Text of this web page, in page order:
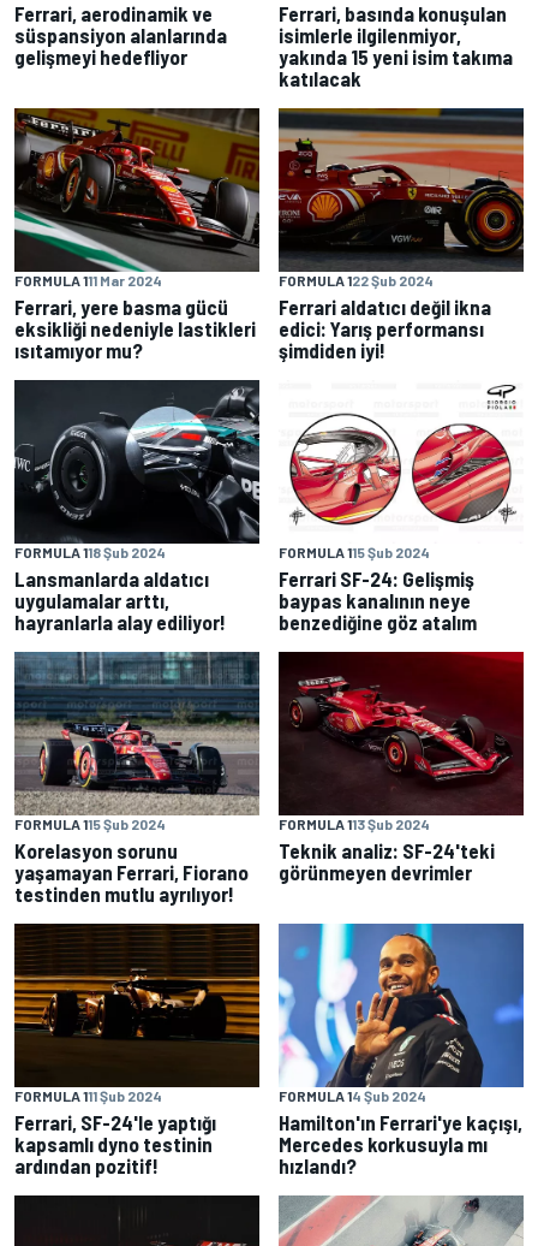
Ferrari, aerodinamik ve
süspansiyon alanlarında
gelişmeyi hedefliyor
Ferrari, basında konuşulan
isimlerle ilgilenmiyor,
yakında 15 yeni isim takıma
katılacak
FORMULA 111 Mar 2024
Ferrari, yere basma gücü
eksikliği nedeniyle lastikleri
ısıtamıyor mu?
FORMULA 122 Şub 2024
Ferrari aldatıcı değil ikna
edici: Yarış performansı
şimdiden iyi!
FORMULA 118 Şub 2024
Lansmanlarda aldatıcı
uygulamalar arttı,
hayranlarla alay ediliyor!
FORMULA 115 Şub 2024
Ferrari SF-24: Gelişmiş
baypas kanalının neye
benzediğine göz atalım
FORMULA 115 Şub 2024
Korelasyon sorunu
yaşamayan Ferrari, Fiorano
testinden mutlu ayrılıyor!
FORMULA 113 Şub 2024
Teknik analiz: SF-24'teki
görünmeyen devrimler
FORMULA 111 Şub 2024
Ferrari, SF-24'le yaptığı
kapsamlı dyno testinin
ardından pozitif!
FORMULA 14 Şub 2024
Hamilton'ın Ferrari'ye kaçışı,
Mercedes korkusuyla mı
hızlandı?